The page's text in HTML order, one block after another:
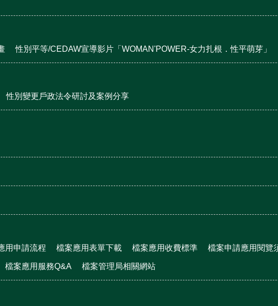
性別平等/CEDAW宣導影片「WOMAN'POWER-女力扎根．性平萌芽」
性別變更戶政法令研討及案例分享
用申請流程 檔案應用表單下載 檔案應用收費標準 檔案申請應用閱覽
檔案應用服務Q&A 檔案管理局相關網站